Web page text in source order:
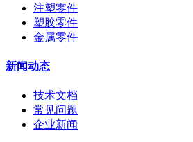
注塑零件
塑胶零件
金属零件
新闻动态
技术文档
常见问题
企业新闻